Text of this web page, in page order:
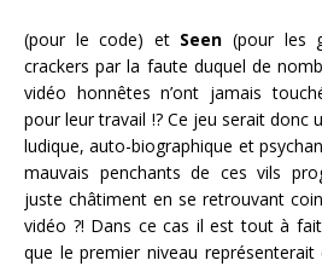
(pour le code) et Seen (pour les
crackers par la faute duquel de
vidéo honnêtes n’ont jamais
pour leur travail !? Ce jeu serait donc
ludique, auto-biographique et
mauvais penchants de ces vils
juste châtiment en se retrouvant
vidéo ?! Dans ce cas il est tout à fait
que le premier niveau représenterait